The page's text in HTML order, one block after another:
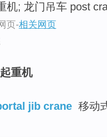
机; 龙门吊车 post
页-相关网页
重机
jib crane 移动